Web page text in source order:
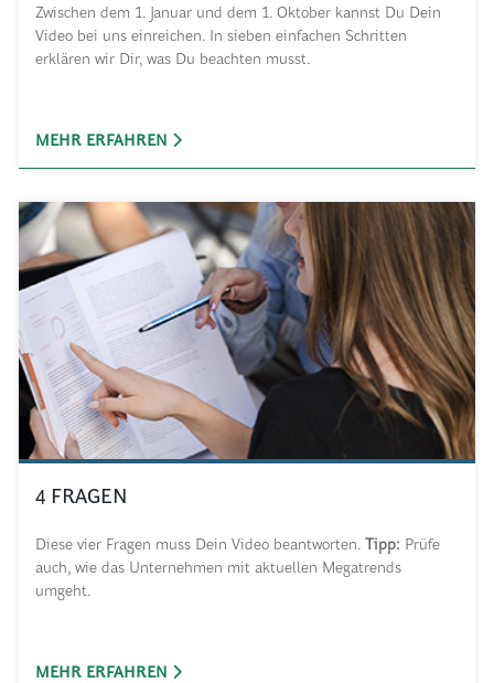
Zwischen dem 1. Januar und dem 1. Oktober kannst Du Dein
Video bei uns einreichen. In sieben einfachen Schritten
erklären wir Dir, was Du beachten musst.
MEHR ERFAHREN
4 FRAGEN
Diese vier Fragen muss Dein Video beantworten. Tipp: Prüfe
auch, wie das Unternehmen mit aktuellen Megatrends
umgeht.
MEHR ERFAHREN